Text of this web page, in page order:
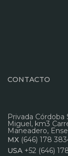
CONTACTO
Privada Córdoba
Miguel, km3
Maneadero,
MX (646) 178
USA +52 (646)